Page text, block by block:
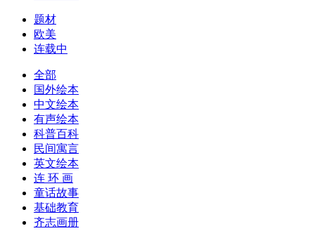
题材
欧美
连载中
全部
国外绘本
中文绘本
有声绘本
科普百科
民间寓言
英文绘本
连 环 画
童话故事
基础教育
齐志画册